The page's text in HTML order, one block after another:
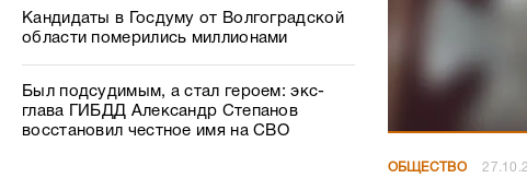
Кандидаты в Госдуму от Волгоградской
области померились миллионами
Был подсудимым, а стал героем: экс-
глава ГИБДД Александр Степанов
восстановил честное имя на СВО
ОБЩЕСТВО